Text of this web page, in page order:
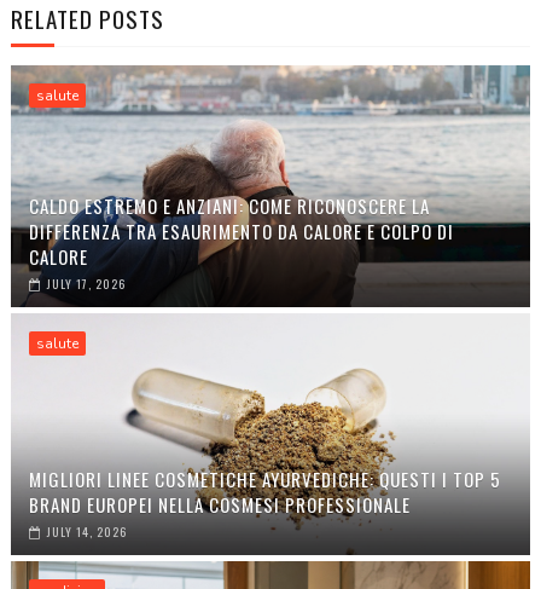
RELATED POSTS
salute
CALDO ESTREMO E ANZIANI: COME RICONOSCERE LA
DIFFERENZA TRA ESAURIMENTO DA CALORE E COLPO DI
CALORE
JULY 17, 2026
salute
MIGLIORI LINEE COSMETICHE AYURVEDICHE: QUESTI I TOP 5
BRAND EUROPEI NELLA COSMESI PROFESSIONALE
JULY 14, 2026